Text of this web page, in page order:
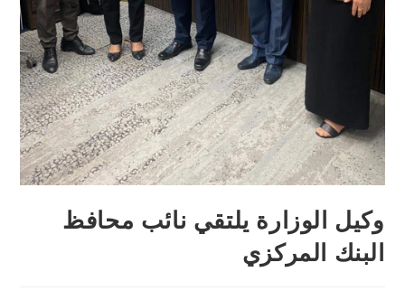
وكيل الوزارة يلتقي نائب محافظ
البنك المركزي